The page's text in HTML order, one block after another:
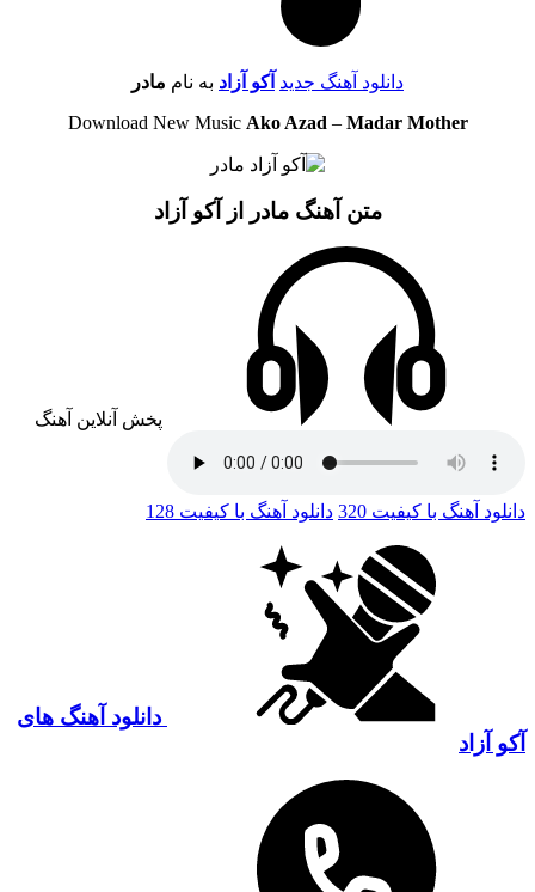
دانلود آهنگ جدید آکو آزاد به نام مادر
Download New Music Ako Azad – Madar Mother
متن آهنگ مادر از آکو آزاد
پخش آنلاین آهنگ
دانلود آهنگ با کیفیت 320 دانلود آهنگ با کیفیت 128
دانلود آهنگ های
آکو آزاد